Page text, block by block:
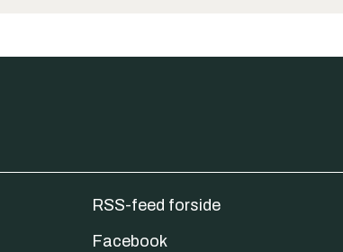
RSS-feed forside
Facebook